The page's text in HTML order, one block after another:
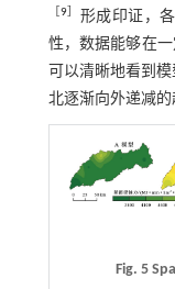
［9
形成印证，
性，数据能够在
可以清晰地看到模
北逐渐向外递减的
Fig. 5